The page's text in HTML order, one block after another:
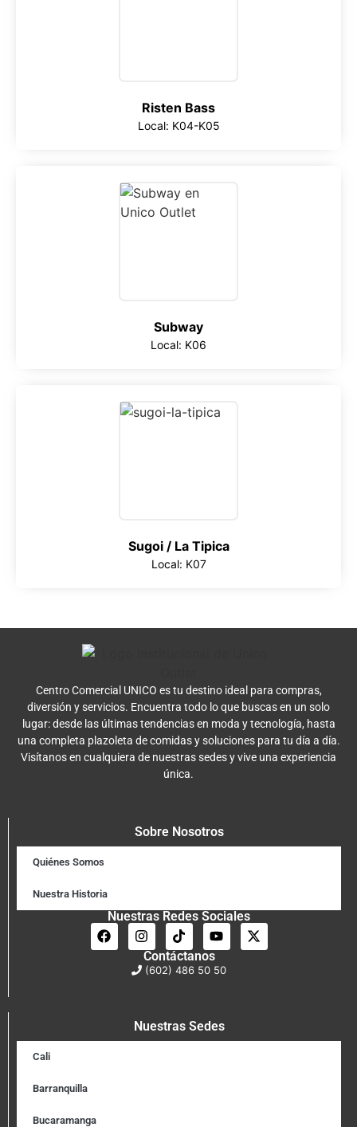
Risten Bass
Local: K04-K05
Subway
Local: K06
Sugoi / La Tipica
Local: K07
Centro Comercial UNICO es tu destino ideal para compras,
diversión y servicios. Encuentra todo lo que buscas en un solo
lugar: desde las últimas tendencias en moda y tecnología, hasta
una completa plazoleta de comidas y soluciones para tu día a día.
Visítanos en cualquiera de nuestras sedes y vive una experiencia
única.
Sobre Nosotros
Quiénes Somos
Nuestra Historia
Nuestras Redes Sociales
Contáctanos
(602) 486 50 50
Nuestras Sedes
Cali
Barranquilla
Bucaramanga